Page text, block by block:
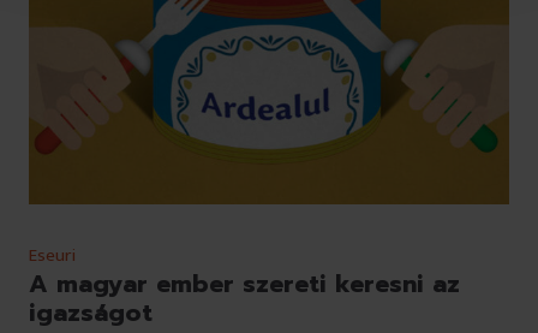
Eseuri
A magyar ember szereti keresni az
igazságot